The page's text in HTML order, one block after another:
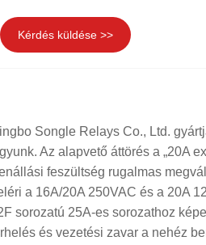
Kérdés küldése >>
Songle Relays Co., Ltd.
Az alapvető áttörés a „20A
feszültség rugalmas
a 16A/20A 250VAC és a 20A
sorozatú 25A-es sorozathoz
és vezetési zavar a nehéz